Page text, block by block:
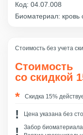
Стоимость без учета
Стоимость
со скидкой
Скидка 15%
Цена указана без
Забор
Код: 04.07.008
Биоматериал: кровь